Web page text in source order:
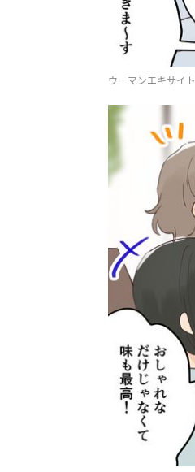
ウーマンエキサイト